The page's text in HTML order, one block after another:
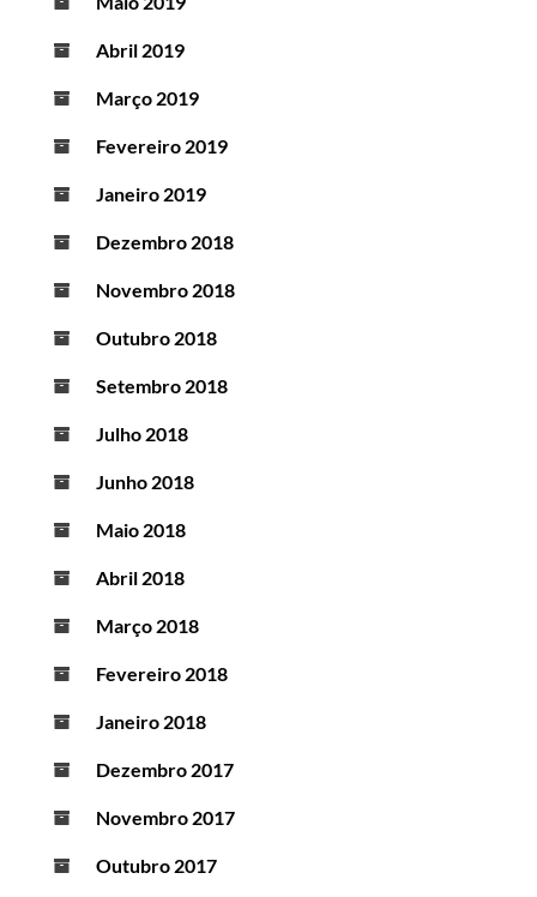
Abril 2019
Março 2019
Fevereiro 2019
Janeiro 2019
Dezembro 2018
Novembro 2018
Outubro 2018
Setembro 2018
Julho 2018
Junho 2018
Maio 2018
Abril 2018
Março 2018
Fevereiro 2018
Janeiro 2018
Dezembro 2017
Novembro 2017
Outubro 2017